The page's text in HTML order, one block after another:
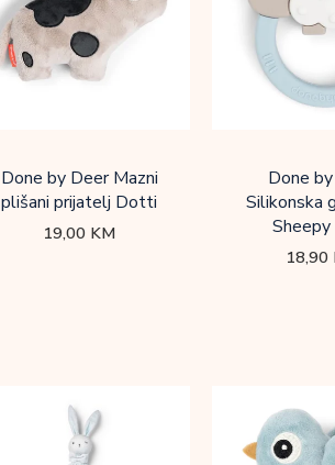
Done by Deer Mazni
plišani prijatelj Dotti
19,00 KM
Done
Silikonska
18,90